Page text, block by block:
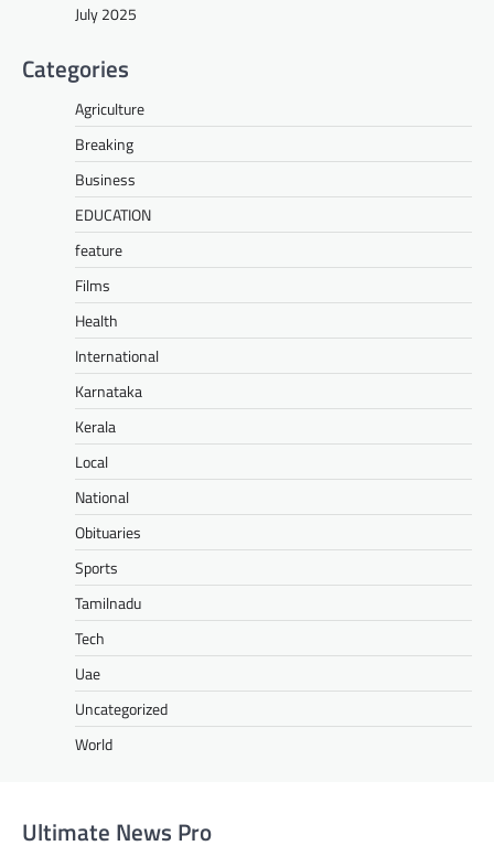
July 2025
Categories
Agriculture
Breaking
Business
EDUCATION
feature
Films
Health
International
Karnataka
Kerala
Local
National
Obituaries
Sports
Tamilnadu
Tech
Uae
Uncategorized
World
Ultimate News Pro